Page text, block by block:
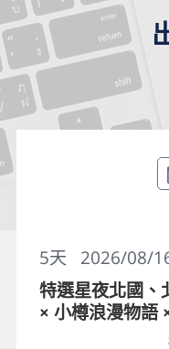
2026/08/
5天
特選星夜北國、
× 小樽浪漫物語